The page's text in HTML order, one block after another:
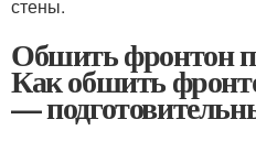
стены.
Обшить фронтон
Как обшить
—